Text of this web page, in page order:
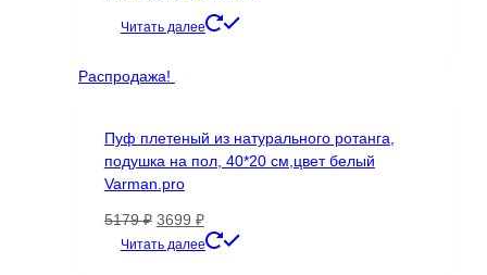
Читать далее
Распродажа!
Пуф плетеный из натурального ротанга,
подушка на пол, 40*20 см,цвет белый
Varman.pro
5179₽ Первоначальная
цена
3699 ₽Текущая
цена:
Читать далее